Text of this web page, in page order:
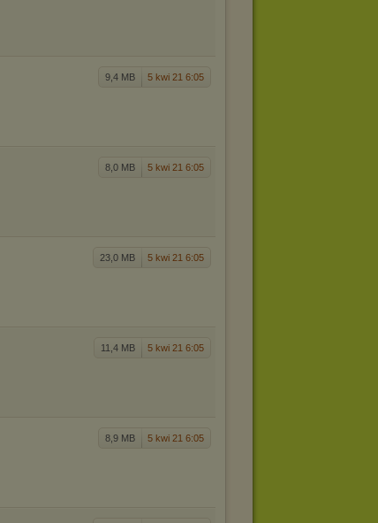
9,4 MB 5 kwi 21 6:05
8,0 MB 5 kwi 21 6:05
23,0 MB 5 kwi 21 6:05
11,4 MB 5 kwi 21 6:05
8,9 MB 5 kwi 21 6:05